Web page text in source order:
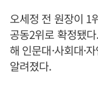
오세정 전 원장이 1
공동2위로 확정됐
해 인문대·사회대·
알려졌다.